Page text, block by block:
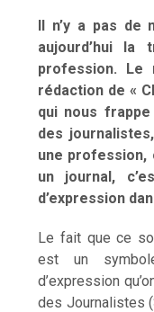
Il n’y a pas de
aujourd’hui
profession. Le
rédaction de «
qui nous
des
une profession,
un journal,
d’expression
Le fait que ce
est un
d’expression
des Journalistes